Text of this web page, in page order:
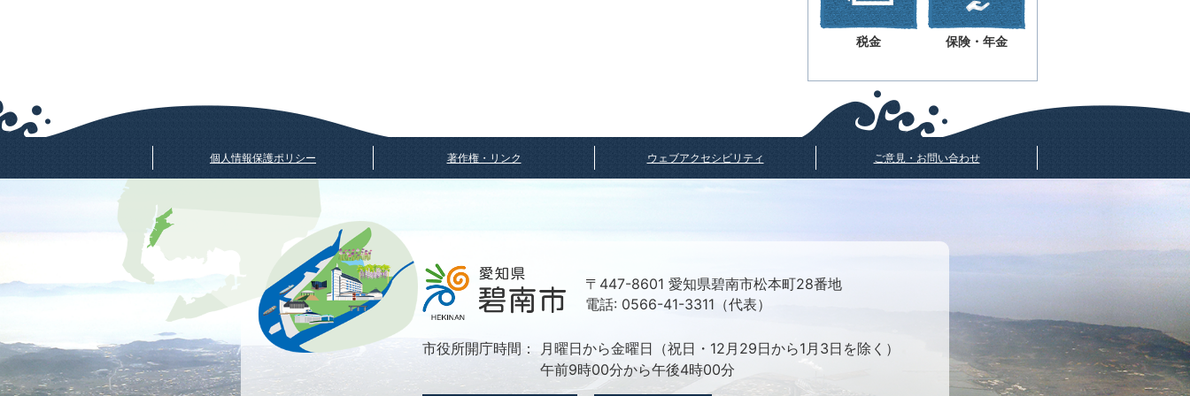
税金 保険・年金
個人情報保護ポリシー 著作権・リンク ウェブアクセシビリティ ご意見・お問い合わせ
〒447-8601 愛知県碧南市松本町28番地
電話: 0566-41-3311（代表）
市役所開庁時間：
月曜日から金曜日（祝日・12月29日から1月3日を除く）
午前9時00分から午後4時00分